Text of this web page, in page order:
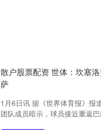
散户股票配资 世体：坎塞
萨
1月6日讯 据《世界体育报》报
团队成员暗示，球员接近重返